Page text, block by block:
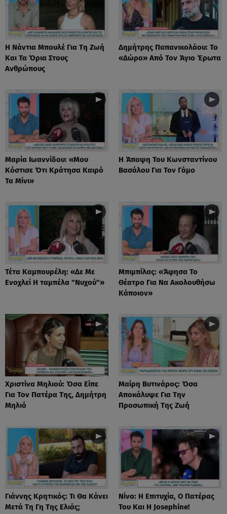
Η Νάντια Μπουλέ Για Τη Ζωή
Και Τα Όρια Στους
Ανθρώπους
Δημήτρης Παπανικολάου: Το
«Δώρο» Από Τον Άγιο Έρωτα
Μαρία Ιωαννίδου: «Μου
Κόστισε Ότι Κράτησα Καιρό
Τα Μίνι»
Η Άποψη Του Κωνσταντίνου
Βασάλου Για Τον Γάμο
Τέτα Καμπουρέλη: «Δε Mε
Eνοχλεί H ταμπέλα "Νυχού"»
Μπιμπίλας: «Άφησα Το
Θέατρο Για Να Ακολουθήσω
Κάποιον»
Χριστίνα Μηλιού: Όσα Είπε
Για Τον Πατέρα Της, Δημήτρη
Μηλιό
Μαίρη Βυτινάρος: Όσα
Αποκάλυψε Για Την
Προσωπική Της Ζωή
Γιάννης Κρητικός: Τι Θα Κάνει
Μετά Τη Γη Της Ελιάς;
Νίνο: Η Επιτυχία, Ο Πατέρας
Του Και Η Josephine!